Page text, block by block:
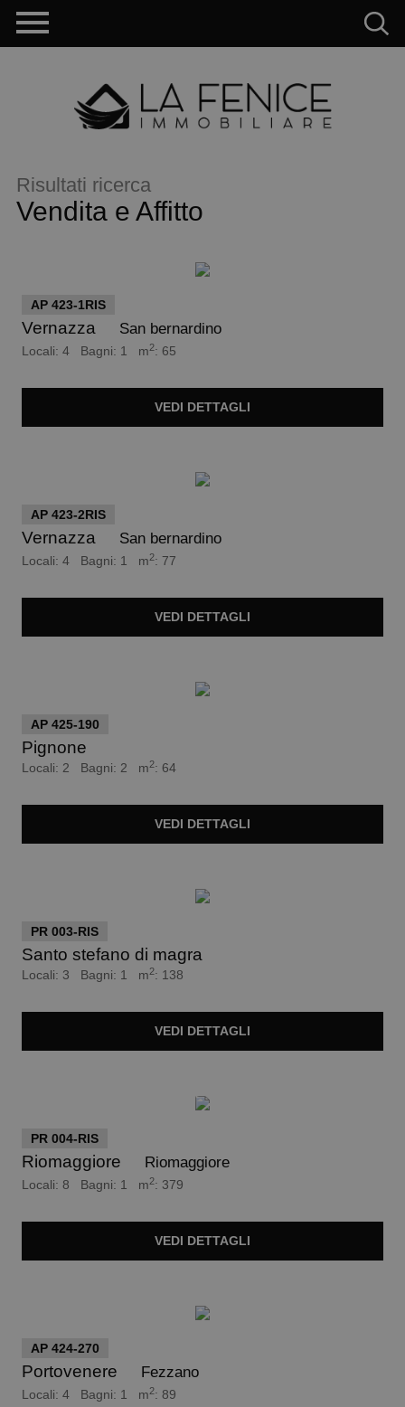
Risultati ricerca
Vendita e Affitto
AP 423-1RIS
Vernazza San bernardino
Locali: 4 Bagni: 1 m2: 65
VEDI DETTAGLI
AP 423-2RIS
Vernazza San bernardino
Locali: 4 Bagni: 1 m2: 77
VEDI DETTAGLI
AP 425-190
Pignone
Locali: 2 Bagni: 2 m2: 64
VEDI DETTAGLI
PR 003-RIS
Santo stefano di magra
Locali: 3 Bagni: 1 m2: 138
VEDI DETTAGLI
Trattativa Riservata
PR 004-RIS
Riomaggiore Riomaggiore
Locali: 8 Bagni: 1 m2: 379
VEDI DETTAGLI
AP 424-270
Portovenere Fezzano
Locali: 4 Bagni: 1 m2: 89